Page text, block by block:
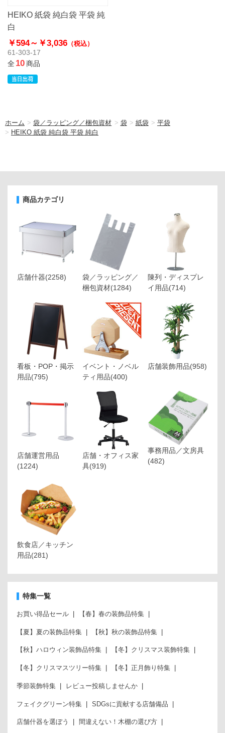
HEIKO 紙袋 純白袋 平袋 純
白
￥594～ ￥3,036 （税込）
61-303-17
全10商品
ホーム >袋／ラッピング／梱包資材 > 袋 > 紙袋 > 平袋
> HEIKO 紙袋 純白袋 平袋 純白
商品カテゴリ
店舗什器(2258)
袋／ラッピング／
梱包資材(1284)
陳列・ディスプレ
イ用品(714)
看板・POP・掲示
用品(795)
イベント・ノベル
ティ用品(400)
店舗装飾用品(958)
店舗運営用品
(1224)
店舗・オフィス家
具(919)
事務用品／文房具
(482)
飲食店／キッチン
用品(281)
特集一覧
お買い得品セール 【春】春の装飾品特集
【夏】夏の装飾品特集 【秋】秋の装飾品特集
【秋】ハロウィン装飾品特集 【冬】クリスマス装飾特集
【冬】クリスマスツリー特集 【冬】正月飾り特集
季節装飾特集 レビュー投稿しませんか
フェイクグリーン特集 SDGsに貢献する店舗備品
店舗什器を選ぼう 間違えない！木棚の選び方